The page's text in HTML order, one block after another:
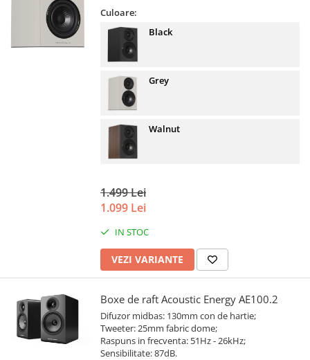
Culoare:
Black
Grey
Walnut
1.499 Lei
1.099 Lei
IN STOC
VEZI VARIANTE
Boxe de raft Acoustic Energy AE100.2
Difuzor midbas: 130mm con de hartie;
Tweeter: 25mm fabric dome;
Raspuns in frecventa: 51Hz - 26kHz;
Sensibilitate: 87dB.